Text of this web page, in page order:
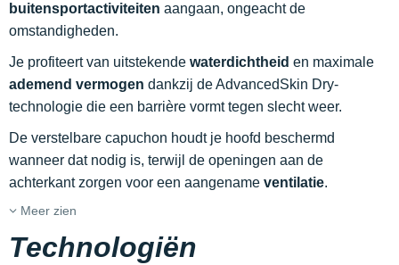
buitensportactiviteiten aangaan, ongeacht de
omstandigheden.
Je profiteert van uitstekende waterdichtheid en maximale
ademend vermogen dankzij de AdvancedSkin Dry-
technologie die een barrière vormt tegen slecht weer.
De verstelbare capuchon houdt je hoofd beschermd
wanneer dat nodig is, terwijl de openingen aan de
achterkant zorgen voor een aangename ventilatie.
Meer zien
Technologiën